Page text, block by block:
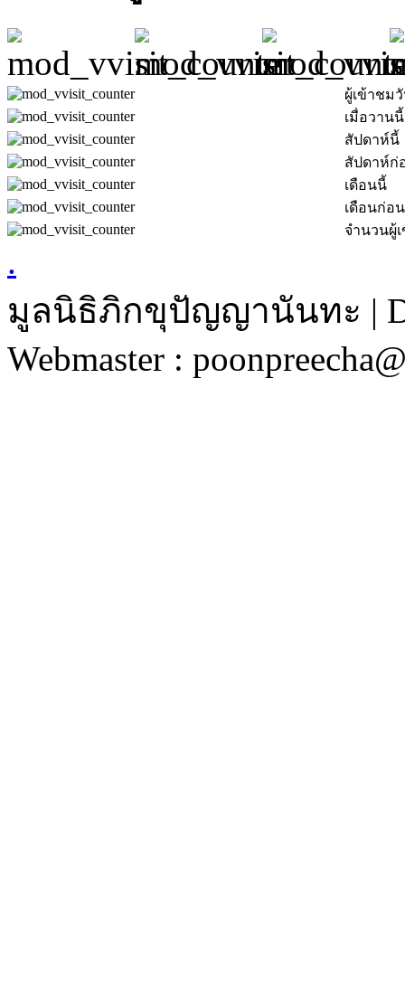
ผู้เข้าชม
เมื่อวานนี้
สัปดาห์นี้
สัปดาห์ก่
เดือนนี้
เดือนก่อน
จำนวนผู้
.
มูลนิธิภิกขุปัญญานันทะ |
Webmaster :